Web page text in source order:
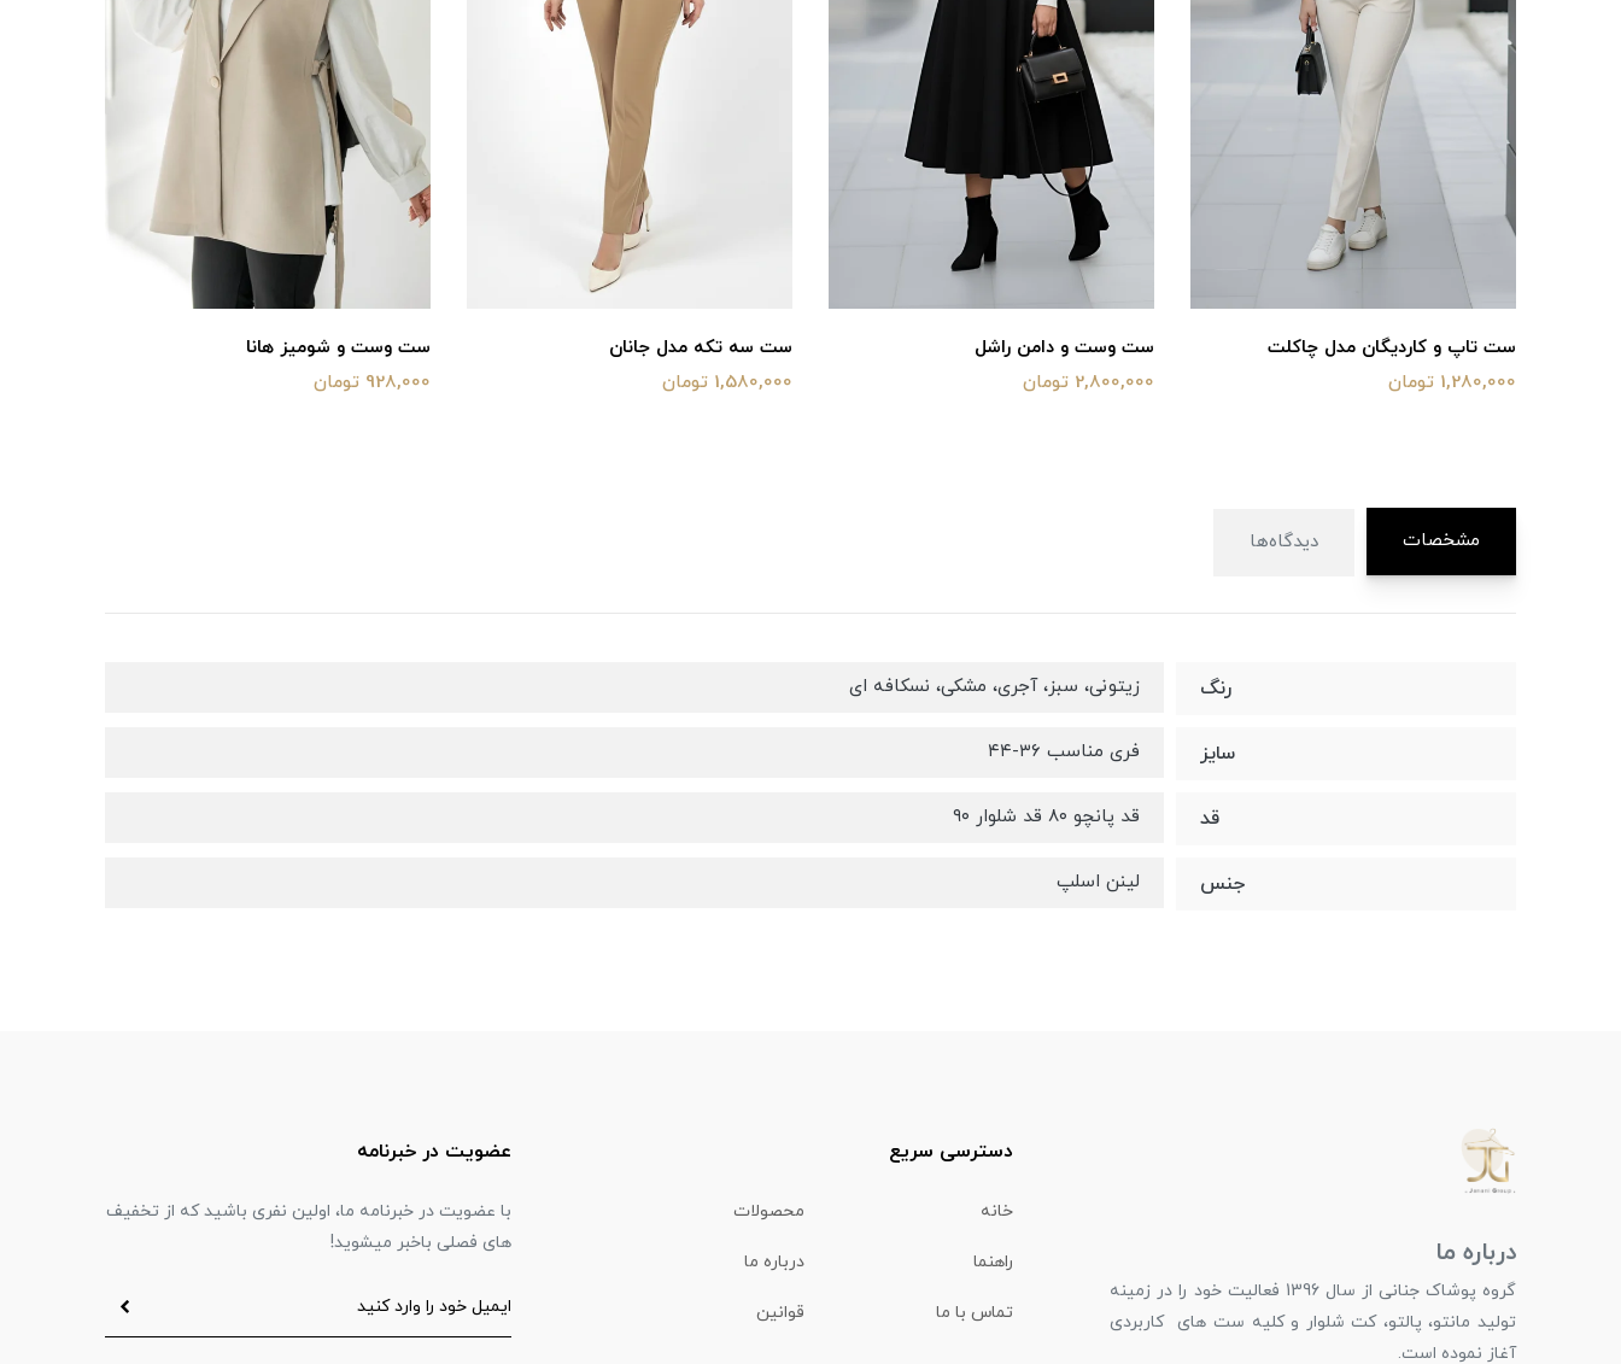
ست تاپ و کاردیگان مدل چاکلت
1,280,000 تومان
ست وست و دامن راشل
2,800,000 تومان
ست سه تکه مدل جانان
1,580,000 تومان
ست وست و شومیز هانا
928,000 تومان
مشخصات دیدگاه‌ها
رنگ زیتونی، سبز، آجری، مشکی، نسکافه ای
سایز فری مناسب ۳۶-۴۴
قد قد پانچو ۸۰ قد شلوار ۹۰
جنس لینن اسلپ
درباره ما
گروه پوشاک جنانی از سال 1396 فعالیت خود را در زمینه
تولید مانتو، پالتو، کت شلوار و کلیه ست های کاربردی
آغاز نموده است.
دسترسی سریع
خانه محصولات
راهنما درباره ما
تماس با ما قوانین
عضویت در خبرنامه
با عضویت در خبرنامه ما، اولین نفری باشید که از تخفیف
های فصلی باخبر میشوید!